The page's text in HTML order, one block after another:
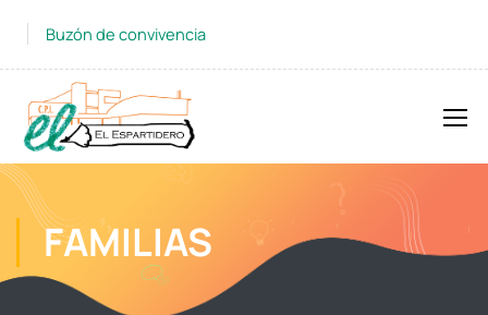
Buzón de convivencia
FAMILIAS